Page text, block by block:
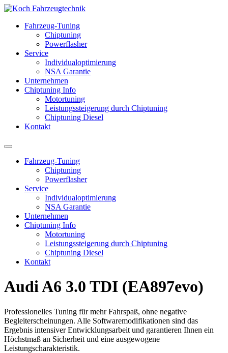
Fahrzeug-Tuning
Chiptuning
Powerflasher
Service
Individualoptimierung
NSA Garantie
Unternehmen
Chiptuning Info
Motortuning
Leistungssteigerung durch Chiptuning
Chiptuning Diesel
Kontakt
Fahrzeug-Tuning
Chiptuning
Powerflasher
Service
Individualoptimierung
NSA Garantie
Unternehmen
Chiptuning Info
Motortuning
Leistungssteigerung durch Chiptuning
Chiptuning Diesel
Kontakt
Audi A6 3.0 TDI (EA897evo)
Professionelles Tuning für mehr Fahrspaß, ohne negative
Begleiterscheinungen. Alle Softwaremodifikationen sind das
Ergebnis intensiver Entwicklungsarbeit und garantieren Ihnen ein
Höchstmaß an Sicherheit und eine ausgewogene
Leistungscharakteristik.